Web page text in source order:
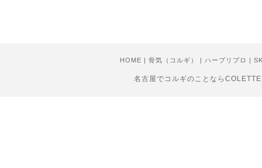
HOME | 骨気（コルギ） | ハーブリプロ |
名古屋でコルギのことなら